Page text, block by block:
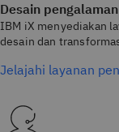
Desain
IBM iX menyediakan
desain dan
Jelajahi layanan